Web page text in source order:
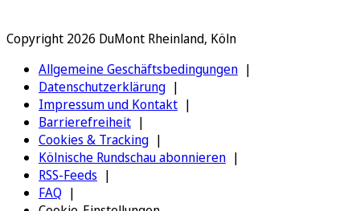
Copyright 2026 DuMont Rheinland, Köln
Allgemeine Geschäftsbedingungen
Datenschutzerklärung
Impressum und Kontakt
Barrierefreiheit
Cookies & Tracking
Kölnische Rundschau abonnieren
RSS-Feeds
FAQ